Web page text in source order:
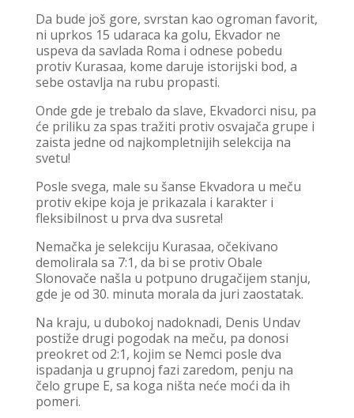
Da bude još gore, svrstan kao ogroman favorit,
ni uprkos 15 udaraca ka golu, Ekvador ne
uspeva da savlada Roma i odnese pobedu
protiv Kurasaa, kome daruje istorijski bod, a
sebe ostavlja na rubu propasti.
Onde gde je trebalo da slave, Ekvadorci nisu, pa
će priliku za spas tražiti protiv osvajača grupe i
zaista jedne od najkompletnijih selekcija na
svetu!
Posle svega, male su šanse Ekvadora u meču
protiv ekipe koja je prikazala i karakter i
fleksibilnost u prva dva susreta!
Nemačka je selekciju Kurasaa, očekivano
demolirala sa 7:1, da bi se protiv Obale
Slonovače našla u potpuno drugačijem stanju,
gde je od 30. minuta morala da juri zaostatak.
Na kraju, u dubokoj nadoknadi, Denis Undav
postiže drugi pogodak na meču, pa donosi
preokret od 2:1, kojim se Nemci posle dva
ispadanja u grupnoj fazi zaredom, penju na
čelo grupe E, sa koga ništa neće moći da ih
pomeri.